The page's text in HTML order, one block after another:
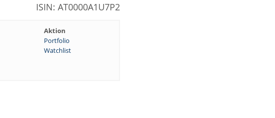
ISIN: AT0000A1U7P2
Aktion
Portfolio
Watchlist